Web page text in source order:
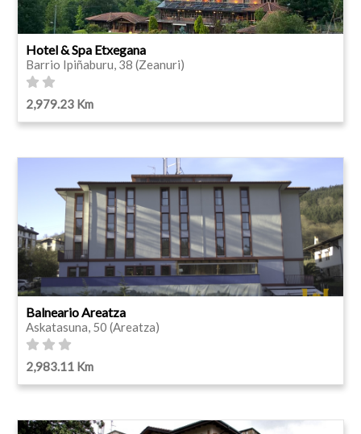
Hotel & Spa Etxegana
Barrio Ipiñaburu, 38 (Zeanuri)
2,979.23 Km
Balneario Areatza
Askatasuna, 50 (Areatza)
2,983.11 Km